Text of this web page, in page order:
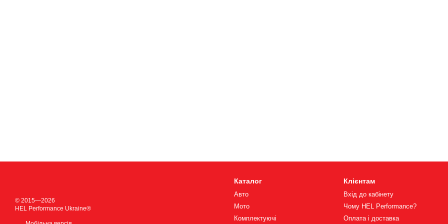
© 2015—2026
HEL Performance Ukraine®
Каталог
Авто
Мото
Комплектуючі
Клієнтам
Вхід до кабінету
Чому HEL Performance?
Оплата і доставка